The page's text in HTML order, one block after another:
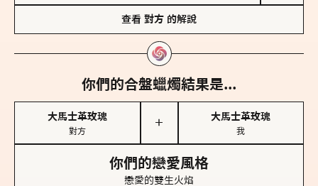
查看 對方 的解說
你們的合盤蠟燭結果是...
大馬士革玫瑰
對方
＋
大馬士革玫瑰
我
你們的戀愛風格
戀愛的雙生火焰